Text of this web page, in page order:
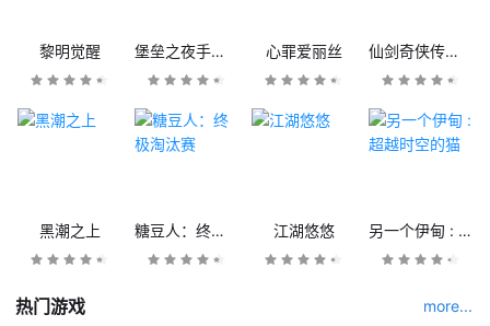
黎明觉醒 堡垒之夜手机版 心罪爱丽丝 仙剑奇侠传九野
黑潮之上 糖豆人：终极淘汰赛 江湖悠悠 另一个伊甸 : 超越时空的猫
热门游戏 more...